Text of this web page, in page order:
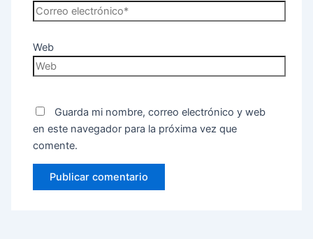
Web
Guarda mi nombre, correo electrónico y web
en este navegador para la próxima vez que
comente.